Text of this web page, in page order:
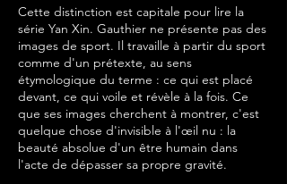
Cette distinction est capitale pour lire la
série Yan Xin. Gauthier ne présente pas des
images de sport. Il travaille à partir du sport
comme d'un prétexte, au sens
étymologique du terme : ce qui est placé
devant, ce qui voile et révèle à la fois. Ce
que ses images cherchent à montrer, c'est
quelque chose d'invisible à l'œil nu : la
beauté absolue d'un être humain dans
l'acte de dépasser sa propre gravité.